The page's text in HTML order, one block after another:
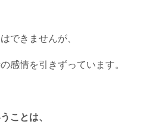
できませんが、
感情を引きずっています。
ことは、